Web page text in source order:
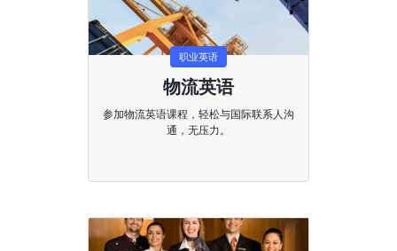
职业英语
物流英语
参加物流英语课程，轻松与国际联系人沟
通，无压力。